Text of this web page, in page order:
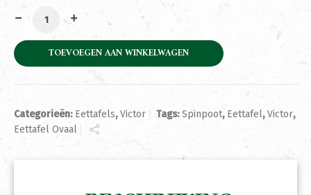
Eettafel Victor Ovaal Spinpoot Hufterproof 220cm
TOEVOEGEN AAN WINKELWAGEN
Categorieën: Eettafels,Victor Tags:Spinpoot, Eettafel,Victor,
Eettafel Ovaal